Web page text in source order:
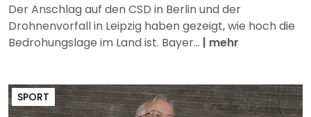
Der Anschlag auf den CSD in Berlin und der
Drohnenvorfall in Leipzig haben gezeigt, wie hoch die
Bedrohungslage im Land ist. Bayer... | mehr
SPORT